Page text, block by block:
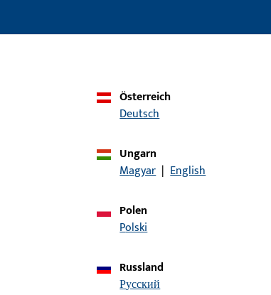
Drückerstift, Gesamtbreite 9 mm, Gesamthöhe / -tiefe 9 mm
Drückerstift, Gesamtbreite 9 mm, Gesamthöhe / -tiefe 9 mm
Österreich
Deutsch
Ungarn
Magyar | English
Polen
Polski
Russland
русский